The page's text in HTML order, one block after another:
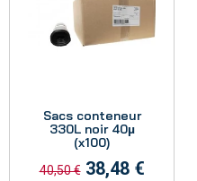
Sacs conteneur
330L noir 40µ
(x100)
40,50 € 38,48 €